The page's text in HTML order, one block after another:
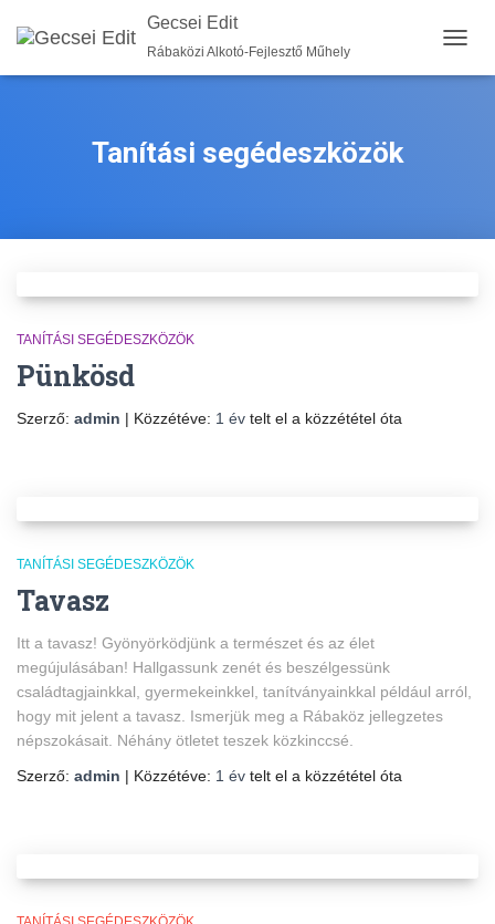
Gecsei Edit
Rábaközi Alkotó-Fejlesztő Műhely
BE-/
Tanítási segédeszközök
TANÍTÁSI SEGÉDESZKÖZÖK
Pünkösd
Szerző: admin | Közzétéve: 1 év telt el a közzététel óta
TANÍTÁSI SEGÉDESZKÖZÖK
Tavasz
Itt a tavasz! Gyönyörködjünk a természet és az élet
megújulásában! Hallgassunk zenét és beszélgessünk
családtagjainkkal, gyermekeinkkel, tanítványainkkal például arról,
hogy mit jelent a tavasz. Ismerjük meg a Rábaköz jellegzetes
népszokásait. Néhány ötletet teszek közkinccsé.
Szerző: admin | Közzétéve: 1 év telt el a közzététel óta